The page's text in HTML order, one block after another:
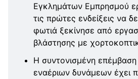
Εγκλημάτων Εμπρησμού
τις πρώτες ενδείξεις να
φωτιά ξεκίνησε από
βλάστησης με
Η συντονισμένη επέμβαση
εναέριων δυνάμεων έχει